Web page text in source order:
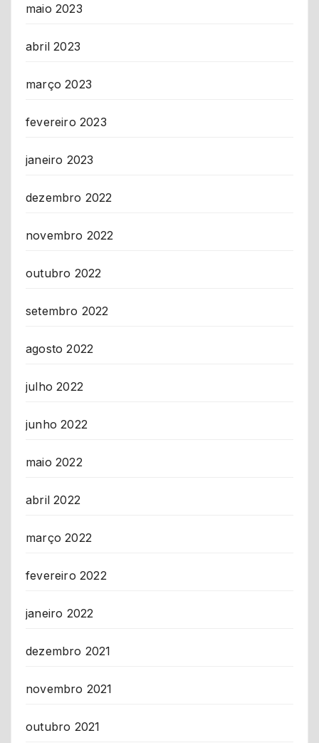
maio 2023
abril 2023
março 2023
fevereiro 2023
janeiro 2023
dezembro 2022
novembro 2022
outubro 2022
setembro 2022
agosto 2022
julho 2022
junho 2022
maio 2022
abril 2022
março 2022
fevereiro 2022
janeiro 2022
dezembro 2021
novembro 2021
outubro 2021